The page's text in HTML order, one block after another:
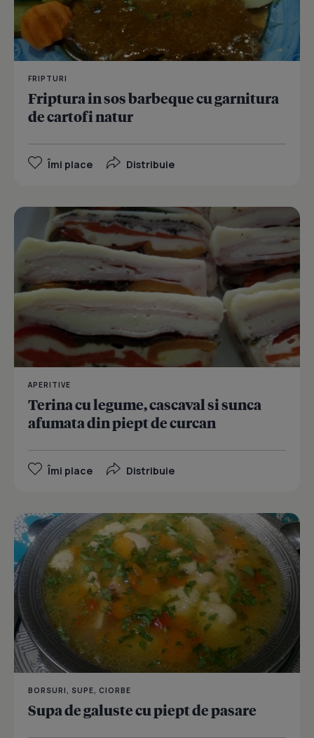
FRIPTURI
Friptura in sos barbeque cu garnitura
de cartofi natur
Îmi place Distribuie
APERITIVE
Terina cu legume, cascaval si sunca
afumata din piept de curcan
Îmi place Distribuie
BORSURI, SUPE, CIORBE
Supa de galuste cu piept de pasare